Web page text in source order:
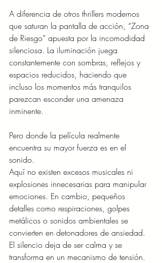
A diferencia de otros thrillers modernos
que saturan la pantalla de acción, “Zona
de Riesgo” apuesta por la incomodidad
silenciosa. La iluminación juega
constantemente con sombras, reflejos y
espacios reducidos, haciendo que
incluso los momentos más tranquilos
parezcan esconder una amenaza
inminente.
Pero donde la película realmente
encuentra su mayor fuerza es en el
sonido.
Aquí no existen excesos musicales ni
explosiones innecesarias para manipular
emociones. En cambio, pequeños
detalles como respiraciones, golpes
metálicos o sonidos ambientales se
convierten en detonadores de ansiedad.
El silencio deja de ser calma y se
transforma en un mecanismo de tensión.